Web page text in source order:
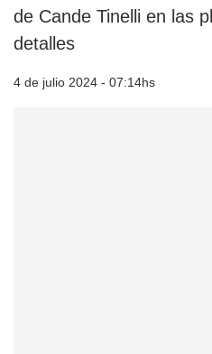
de Cande Tinelli en las
detalles
4 de julio 2024 - 07:14hs